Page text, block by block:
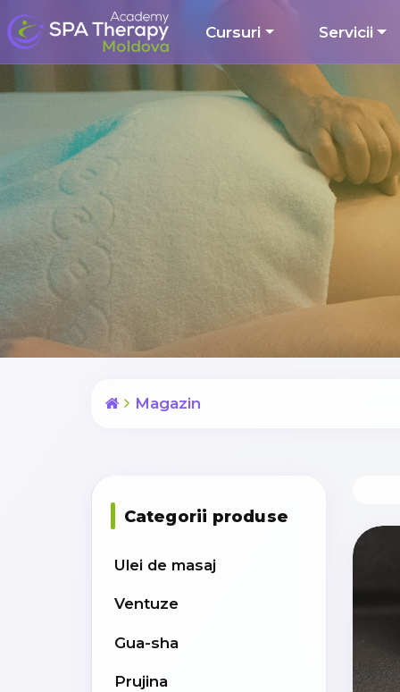
Cursuri Servicii
Magazin
Categorii produse
Ulei de masaj
Ventuze
Gua-sha
Prujina